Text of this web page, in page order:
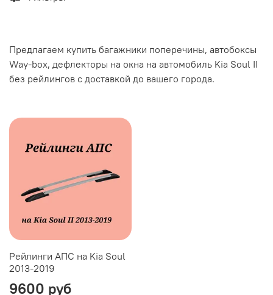
Предлагаем купить багажники поперечины, автобоксы
Way-box, дефлекторы на окна на автомобиль Kia Soul II
без рейлингов с доставкой до вашего города.
Рейлинги АПС на Kia Soul
2013-2019
9600 руб